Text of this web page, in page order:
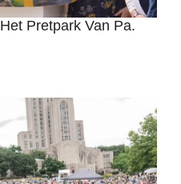
Pretpark Van Pa.